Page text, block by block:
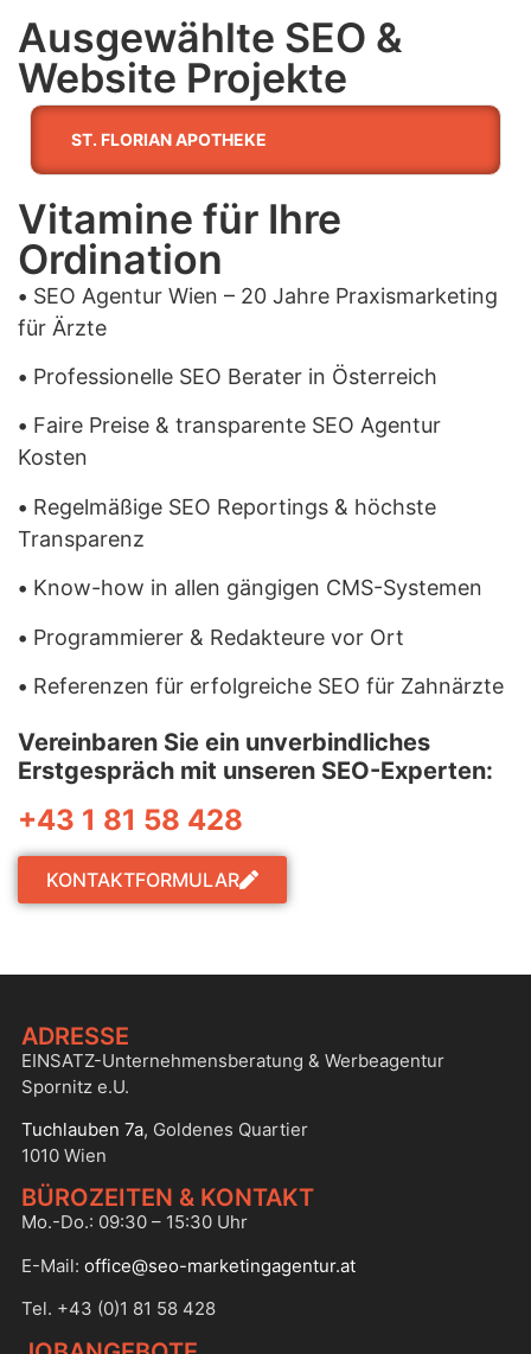
Ausgewählte SEO &
Website Projekte
ST. FLORIAN APOTHEKE
Vitamine für Ihre
Ordination
• SEO Agentur Wien – 20 Jahre Praxismarketing
für Ärzte
• Professionelle SEO Berater in Österreich
• Faire Preise & transparente SEO Agentur
Kosten
• Regelmäßige SEO Reportings & höchste
Transparenz
• Know-how in allen gängigen CMS-Systemen
• Programmierer & Redakteure vor Ort
• Referenzen für erfolgreiche SEO für Zahnärzte
Vereinbaren Sie ein unverbindliches
Erstgespräch mit unseren SEO-Experten:
+43 1 81 58 428
KONTAKTFORMULAR
ADRESSE
EINSATZ-Unternehmensberatung & Werbeagentur
Spornitz e.U.
Tuchlauben 7a, Goldenes Quartier
1010 Wien
BÜROZEITEN & KONTAKT
Mo.-Do.: 09:30 – 15:30 Uhr
E-Mail: office@seo-marketingagentur.at
Tel. +43 (0)1 81 58 428